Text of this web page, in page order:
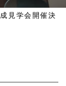
見学会開催決